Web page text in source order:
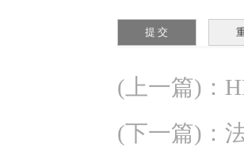
(上一篇) ：
(下一篇) ：